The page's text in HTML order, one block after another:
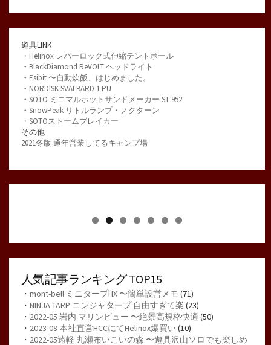
道具LINK
・ Helinox レバーロック式伸縮テントポール
・ BlackDiamond ReVOLT ヘッドライト
・ Esibit 〜自動炊飯、はじめました。
・ NORDISK SVALBARD 1 PU
・ SOTO ミニマルホットサンドメーカー ST-952
・ SnowPeak リトルランプ・ノクターン
・ SOTOストームブレイカー
その他
2021冬版 通年営業してるキャンプ場
人気記事ランキング TOP15
・ mont-bell ミニタープHX 〜簡単設営メモ (71)
・ NINJA TARP ニンジャタープ 自由すぎて楽 (23)
・ 2022-05 岩内 マリンビュー 〜絶景高規格快適 (50)
・ 2023-08 本社直営HCCにてHelinox爆買い (10)
・ 2022-05遠軽 丸瀬布いこいの森 〜遊具沢山ソロでも楽しめ